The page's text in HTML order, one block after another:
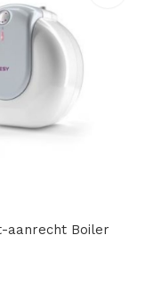
aanrecht Boiler